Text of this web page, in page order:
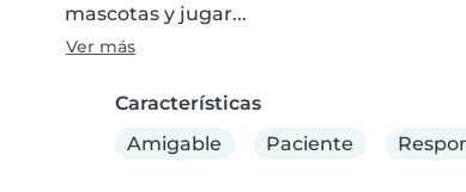
mascotas y jugar...
Ver más
Características
Amigable
Paciente